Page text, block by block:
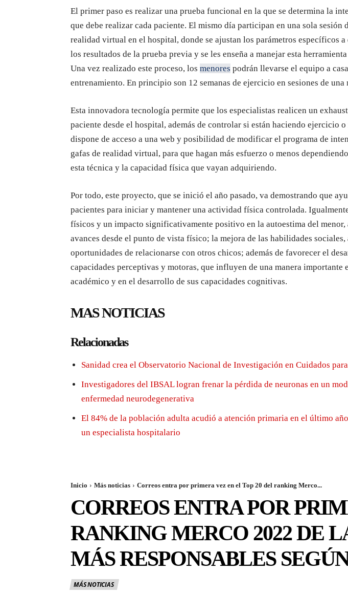
El primer paso es realizar una prueba funcional en la que se determina la
que debe realizar cada paciente. El mismo día participan en una sola sesión
realidad virtual en el hospital, donde se ajustan los parámetros específicos a
los resultados de la prueba previa y se les enseña a manejar esta herramienta
Una vez realizado este proceso, los menores podrán llevarse el equipo a
entrenamiento. En principio son 12 semanas de ejercicio en sesiones de una
Esta innovadora tecnología permite que los especialistas realicen un
paciente desde el hospital, además de controlar si están haciendo ejercicio
dispone de acceso a una web y posibilidad de modificar el programa de
gafas de realidad virtual, para que hagan más esfuerzo o menos
esta técnica y la capacidad física que vayan adquiriendo.
Por todo, este proyecto, que se inició el año pasado, va demostrando que
pacientes para iniciar y mantener una actividad física controlada.
físicos y un impacto significativamente positivo en la autoestima del menor,
avances desde el punto de vista físico; la mejora de las habilidades sociales,
oportunidades de relacionarse con otros chicos; además de favorecer el
capacidades perceptivas y motoras, que influyen de una manera importante
académico y en el desarrollo de sus capacidades cognitivas.
MAS NOTICIAS
Relacionadas
Sanidad crea el Observatorio Nacional de Investigación en Cuidados
Investigadores del IBSAL logran frenar la pérdida de neuronas en un
enfermedad neurodegenerativa
El 84% de la población adulta acudió a atención primaria en el último
un especialista hospitalario